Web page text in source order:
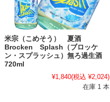
米宗（こめそう） 夏酒
Brocken Splash（ブロッケ
ン・スプラッシュ）無ろ過生酒
720ml
¥1,840(税込 ¥2,024)
在庫 1 本